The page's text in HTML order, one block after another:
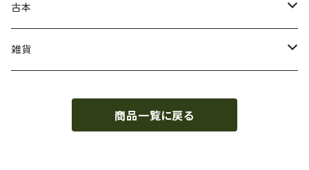
ガザ・パレスチナ
坂本千明
虹霓社・NIJI BOOKS
皓星社
古本
復刻本
雑貨
商品一覧に戻る